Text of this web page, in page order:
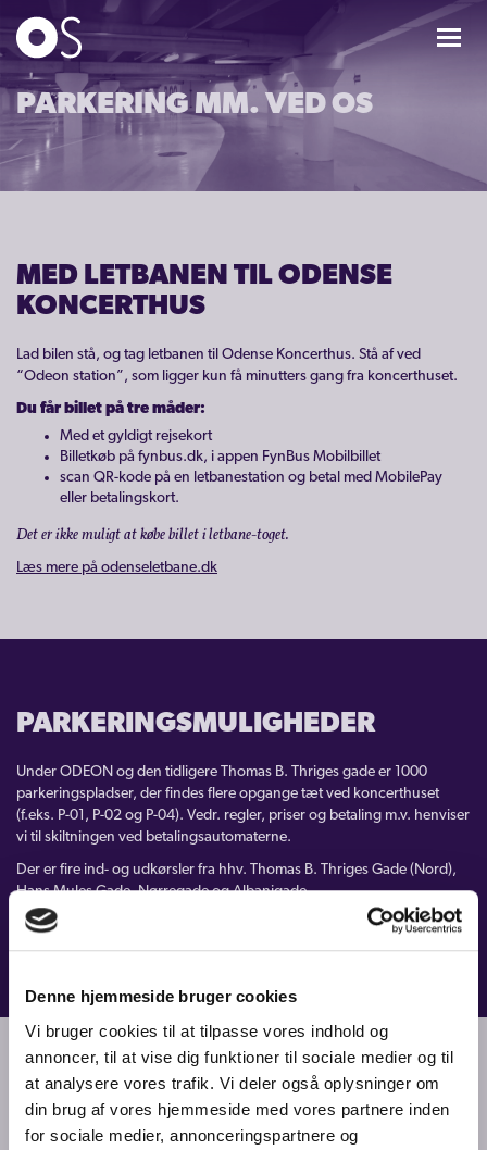
Denne hjemmeside bruger cookies
Vi bruger cookies til at tilpasse vores indhold og
annoncer, til at vise dig funktioner til sociale medier og til
at analysere vores trafik. Vi deler også oplysninger om
din brug af vores hjemmeside med vores partnere inden
for sociale medier, annonceringspartnere og
KONCERTER
MIXPAKKER
INFO
Billetter, salgssteder og ombytning
Koncerttur for din arbejdsplads
Parkering, letbane og tilgængelighed
Partnerskaber
OM OS
GAVEKORT
CARL NIELSEN INTERNATIONAL COMPETITION
PARKERING MM. VED OS
MED LETBANEN TIL ODENSE
KONCERTHUS
Lad bilen stå, og tag letbanen til Odense Koncerthus. Stå af ved
“Odeon station”, som ligger kun få minutters gang fra koncerthuset.
Du får billet på tre måder:
Med et gyldigt rejsekort
Billetkøb på fynbus.dk, i appen FynBus Mobilbillet
scan QR-kode på en letbanestation og betal med MobilePay
eller betalingskort.
Det er ikke muligt at købe billet i letbane-toget.
Læs mere på odenseletbane.dk
PARKERINGSMULIGHEDER
Under ODEON og den tidligere Thomas B. Thriges gade er 1000
parkeringspladser, der findes flere opgange tæt ved koncerthuset
(f.eks. P-01, P-02 og P-04). Vedr. regler, priser og betaling m.v. henviser
vi til skiltningen ved betalingsautomaterne.
Der er fire ind- og udkørsler fra hhv. Thomas B. Thriges Gade (Nord),
Hans Mules Gade, Nørregade og Albanigade.
Yderligere information om parkering, vejarbejde, ruteplanlægning
m.m. kan findes påodenserundt.dk
TILGÆNGELIGHED